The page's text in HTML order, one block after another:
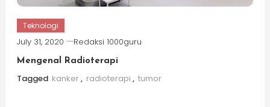
Teknologi
July 31, 2020 Redaksi 1000guru
Mengenal Radioterapi
Tagged kanker, radioterapi , tumor